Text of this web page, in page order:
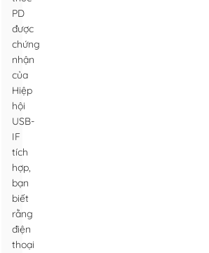
PD
được
chứng
nhận
của
Hiệp
hội
USB-
IF
tích
hợp,
bạn
biết
rằng
điện
thoại